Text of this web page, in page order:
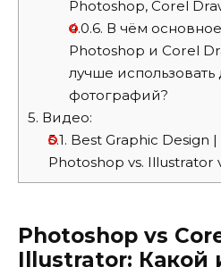
Photoshop, Corel
4.0.6. В чём
Photoshop и Corel
лучше
фотографий?
5. Видео:
5.1. Best Graphic Design
Photoshop vs. Illustrator
Photoshop vs
Illustrator: Какой